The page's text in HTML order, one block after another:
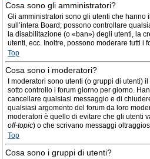
Cosa sono gli amministratori?
Gli amministratori sono gli utenti che hanno
sull’intera Board; possono controllare
la disabilitazione (o «ban») degli utenti, la
utenti, ecc. Inoltre, possono moderare tutti i
Top
Cosa sono i moderatori?
I moderatori sono utenti (o gruppi di utenti)
sotto controllo i forum giorno per giorno.
cancellare qualsiasi messaggio e di
qualsiasi argomento del forum da loro
moderatori è quello di evitare che gli utenti
off-topic) o che scrivano messaggi
Top
Cosa sono i gruppi di utenti?